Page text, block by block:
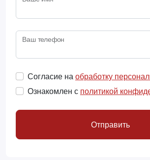
Ваш телефон
Согласие на обработку
Ознакомлен с политикой
Отправить